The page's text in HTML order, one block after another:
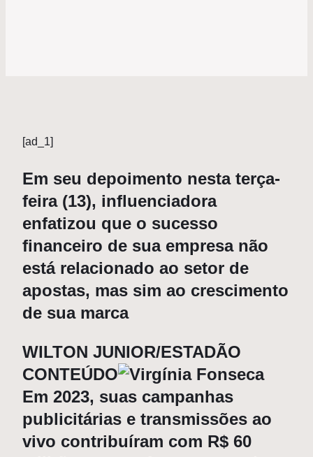
[ad_1]
Em seu depoimento nesta terça-
feira (13), influenciadora
enfatizou que o sucesso
financeiro de sua empresa não
está relacionado ao setor de
apostas, mas sim ao crescimento
de sua marca
WILTON JUNIOR/ESTADÃO
CONTEÚDO
Em 2023, suas campanhas
publicitárias e transmissões ao
vivo contribuíram com R$ 60